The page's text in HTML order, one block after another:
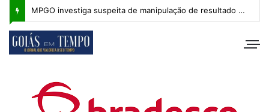
MPGO investiga suspeita de manipulação de resultado na Copa Goiás Sub-20